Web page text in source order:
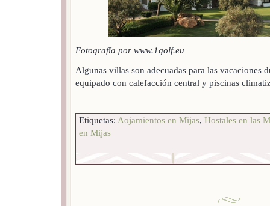
Fotografía por www.1golf.eu
Algunas villas son adecuadas para las vacaciones
equipado con calefacción central y piscinas
Etiquetas: Aojamientos en Mijas, Hostales en las
en Mijas